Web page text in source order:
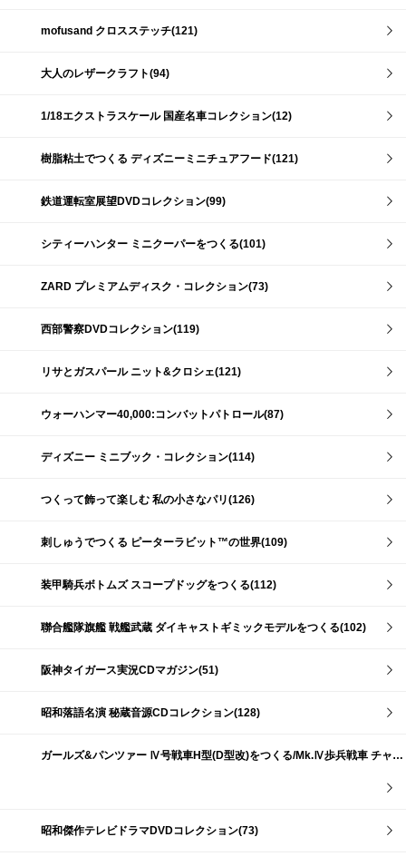
mofusand クロスステッチ(121)
大人のレザークラフト(94)
1/18エクストラスケール 国産名車コレクション(12)
樹脂粘土でつくる ディズニーミニチュアフード(121)
鉄道運転室展望DVDコレクション(99)
シティーハンター ミニクーパーをつくる(101)
ZARD プレミアムディスク・コレクション(73)
西部警察DVDコレクション(119)
リサとガスパール ニット&クロシェ(121)
ウォーハンマー40,000:コンバットパトロール(87)
ディズニー ミニブック・コレクション(114)
つくって飾って楽しむ 私の小さなパリ(126)
刺しゅうでつくる ピーターラビット™の世界(109)
装甲騎兵ボトムズ スコープドッグをつくる(112)
聯合艦隊旗艦 戦艦武蔵 ダイキャストギミックモデルをつくる(102)
阪神タイガース実況CDマガジン(51)
昭和落語名演 秘蔵音源CDコレクション(128)
ガールズ&パンツァー Ⅳ号戦車H型(D型改)をつくる/Mk.Ⅳ歩兵戦車 チャーチルMk.Ⅶをつくる(191)
昭和傑作テレビドラマDVDコレクション(73)